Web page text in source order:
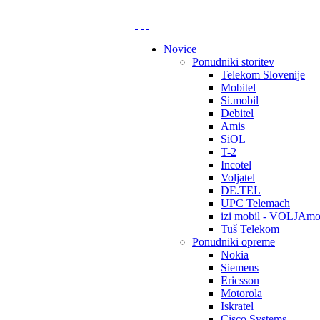
Novice
Ponudniki storitev
Telekom Slovenije
Mobitel
Si.mobil
Debitel
Amis
SiOL
T-2
Incotel
Voljatel
DE.TEL
UPC Telemach
izi mobil -
Tuš Telekom
Ponudniki opreme
Nokia
Siemens
Ericsson
Motorola
Iskratel